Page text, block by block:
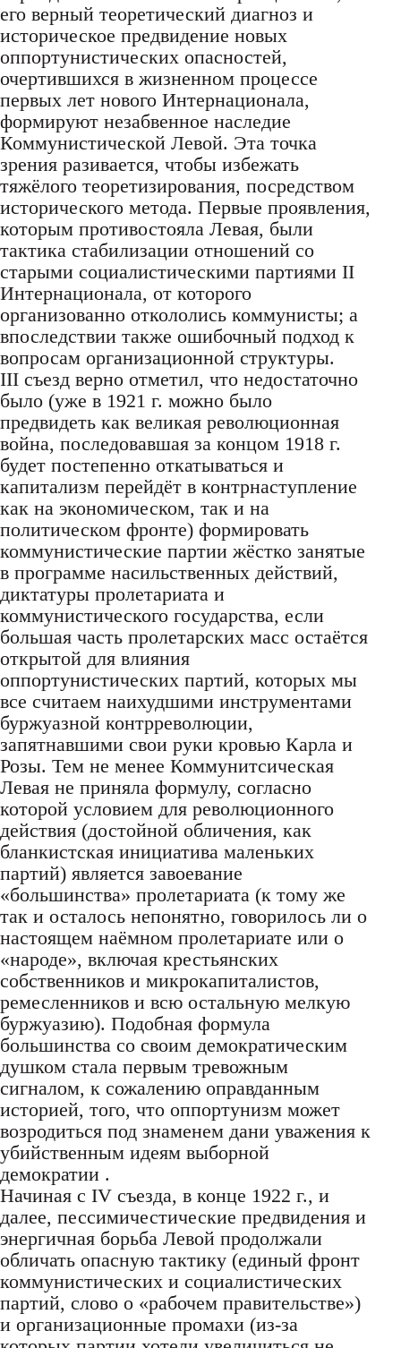
его верный теоретический диагноз и
историческое предвидение новых
оппортунистических опасностей,
очертившихся в жизненном процессе
первых лет нового Интернационала,
формируют незабвенное наследие
Коммунистической Левой. Эта точка
зрения разивается, чтобы избежать
тяжёлого теоретизирования, посредством
исторического метода. Первые проявления,
которым противостояла Левая, были
тактика стабилизации отношений со
старыми социалистическими партиями II
Интернационала, от которого
организованно откололись коммунисты; а
впоследствии также ошибочный подход к
вопросам организационной структуры.
III съезд верно отметил, что недостаточно
было (уже в 1921 г. можно было
предвидеть как великая революционная
война, последовавшая за концом 1918 г.
будет постепенно откатываться и
капитализм перейдёт в контрнаступление
как на экономическом, так и на
политическом фронте) формировать
коммунистические партии жёстко занятые
в программе насильственных действий,
диктатуры пролетариата и
коммунистического государства, если
большая часть пролетарских масс остаётся
открытой для влияния
оппортунистических партий, которых мы
все считаем наихудшими инструментами
буржуазной контрреволюции,
запятнавшими свои руки кровью Карла и
Розы. Тем не менее Коммунитсическая
Левая не приняла формулу, согласно
которой условием для революционного
действия (достойной обличения, как
бланкистская инициатива маленьких
партий) является завоевание
«большинства» пролетариата (к тому же
так и осталось непонятно, говорилось ли о
настоящем наёмном пролетариате или о
«народе», включая крестьянских
собственников и микрокапиталистов,
ремесленников и всю остальную мелкую
буржуазию). Подобная формула
большинства со своим демократическим
душком стала первым тревожным
сигналом, к сожалению оправданным
историей, того, что оппортунизм может
возродиться под знаменем дани уважения к
убийственным идеям выборной
демократии .
Начиная с IV съезда, в конце 1922 г., и
далее, пессимичестические предвидения и
энергичная борьба Левой продолжали
обличать опасную тактику (единый фронт
коммунистических и социалистических
партий, слово о «рабочем правительстве»)
и организационные промахи (из-за